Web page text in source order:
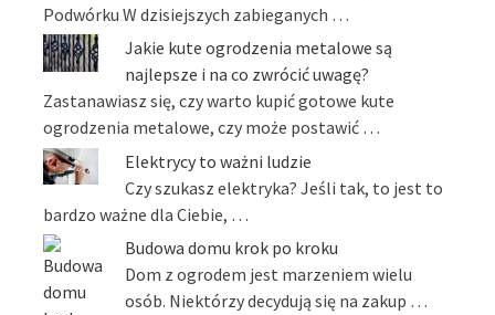
Podwórku W dzisiejszych zabieganych …
Jakie kute ogrodzenia metalowe są
najlepsze i na co zwrócić uwagę?
Zastanawiasz się, czy warto kupić gotowe kute
ogrodzenia metalowe, czy może postawić …
Elektrycy to ważni ludzie
Czy szukasz elektryka? Jeśli tak, to jest to
bardzo ważne dla Ciebie, …
Budowa domu krok po kroku
Dom z ogrodem jest marzeniem wielu
osób. Niektórzy decydują się na zakup …